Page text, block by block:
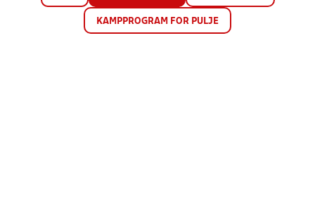
KAMPPROGRAM FOR PULJE